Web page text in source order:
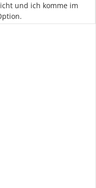
und ich komme im